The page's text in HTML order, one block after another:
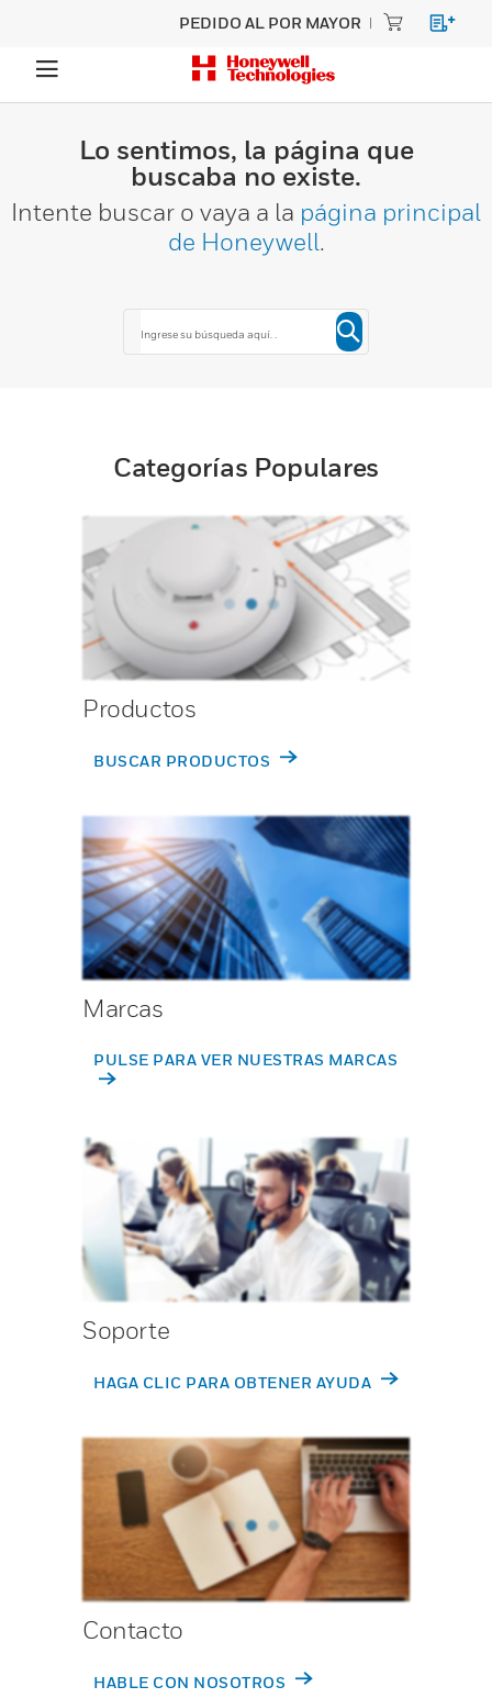
PEDIDO AL POR MAYOR
Lo sentimos, la página que
buscaba no existe.
Intente buscar o vaya a la página principal
de Honeywell.
Categorías Populares
Productos
BUSCAR PRODUCTOS
Marcas
PULSE PARA VER NUESTRAS MARCAS
Soporte
HAGA CLIC PARA OBTENER AYUDA
Contacto
HABLE CON NOSOTROS